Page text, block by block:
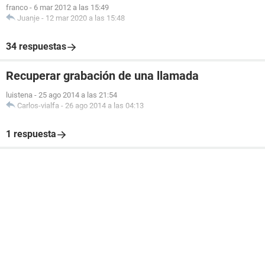
franco - 6 mar 2012 a las 15:49
Juanje - 12 mar 2020 a las 15:48
34 respuestas
Recuperar grabación de una llamada
luistena - 25 ago 2014 a las 21:54
Carlos-vialfa - 26 ago 2014 a las 04:13
1 respuesta